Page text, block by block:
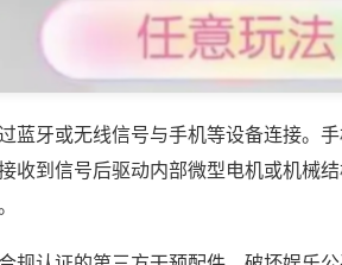
蓝牙或无线信号与手机等设备连接。
收到信号后驱动内部微型电机或机械